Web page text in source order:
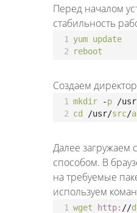
Перед началом
стабильность
1 yum update
2
reboot
Создаем
1 mkdir -p /
2 cd /usr/src/
Далее загружаем
способом. В
на требуемые
используем
1 wget http: //